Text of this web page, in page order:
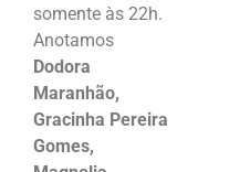
somente às 22h.
Anotamos
Dodora
Maranhão,
Gracinha Pereira
Gomes,